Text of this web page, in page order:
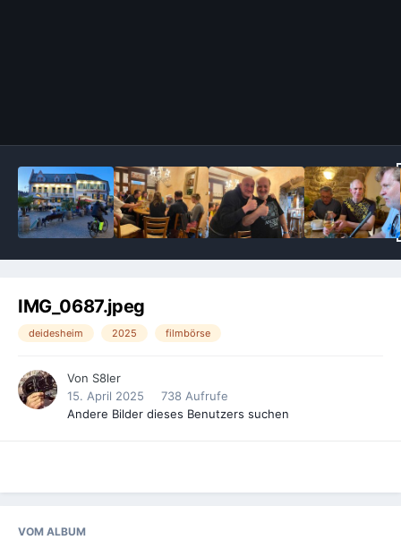
IMG_0687.jpeg
deidesheim 2025 filmbörse
Von S8ler
15. April 2025
738 Aufrufe
Andere Bilder dieses Benutzers suchen
VOM ALBUM